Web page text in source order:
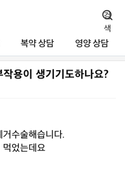
복약 상담 영양 상담
검
색
용이 생기기도하나요?
수술해습니다.
먹었는데요